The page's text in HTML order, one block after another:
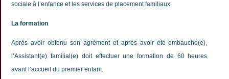
sociale à l’enfance et les services de placement familiaux
La formation
Après avoir obtenu son agrément et après avoir été embauché(e),
l’Assistant(e) familial(e) doit effectuer une formation de 60 heures
avant l’accueil du premier enfant.